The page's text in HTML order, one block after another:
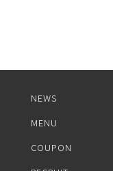
NEWS
MENU
COUPON